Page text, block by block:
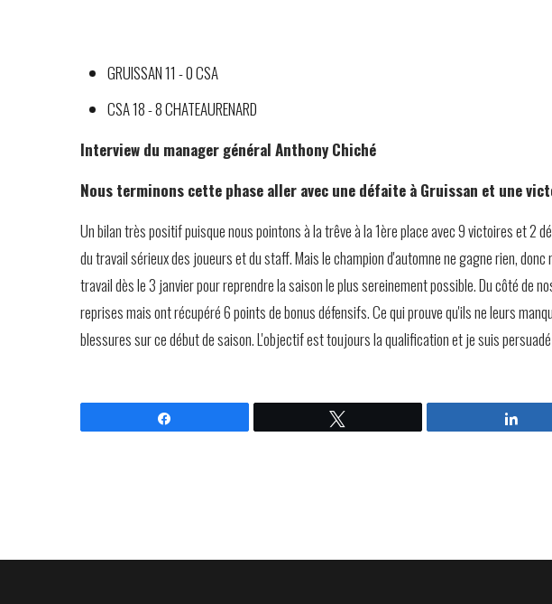
GRUISSAN 11 - 0 CSA
CSA 18 - 8 CHATEAURENARD
Interview du manager général Anthony Chiché
Nous terminons cette phase aller avec une défaite à Gruissan et une
Un bilan très positif puisque nous pointons à la trêve à la 1ère place avec 9 victoires et
du travail sérieux des joueurs et du staff. Mais le champion d'automne ne gagne rien,
travail dès le 3 janvier pour reprendre la saison le plus sereinement possible. Du côté de
reprises mais ont récupéré 6 points de bonus défensifs. Ce qui prouve qu'ils ne leurs
blessures sur ce début de saison. L'objectif est toujours la qualification et je suis